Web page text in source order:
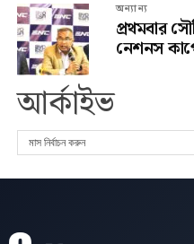
অন্যান্য
প্রথমবার
নেশনস
আর্কাইভ